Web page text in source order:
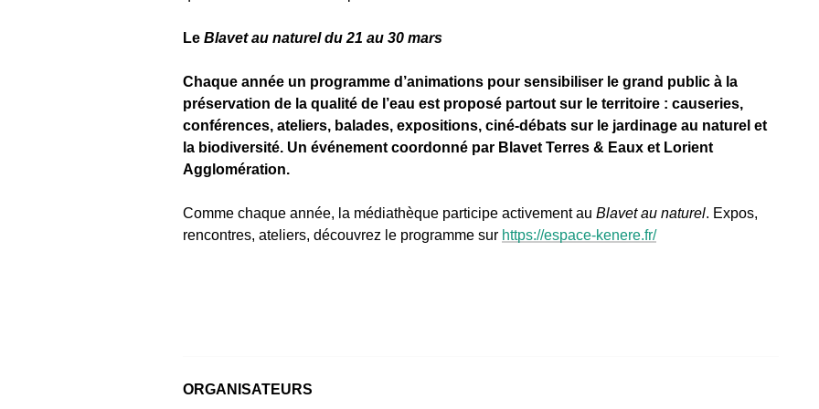
Le Blavet au naturel du 21 au 30 mars
Chaque année un programme d’animations pour sensibiliser le grand public à la
préservation de la qualité de l’eau est proposé partout sur le territoire : causeries,
conférences, ateliers, balades, expositions, ciné-débats sur le jardinage au naturel et
la biodiversité. Un événement coordonné par Blavet Terres & Eaux et Lorient
Agglomération.
Comme chaque année, la médiathèque participe activement au Blavet au naturel. Expos,
rencontres, ateliers, découvrez le programme sur https://espace-kenere.fr/
ORGANISATEURS